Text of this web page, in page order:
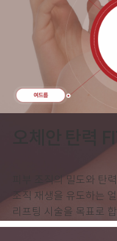
오체안 탄력
피부 조직의 밀도와 탄
조직 재생을 유도하는
리프팅 시술을 목표로